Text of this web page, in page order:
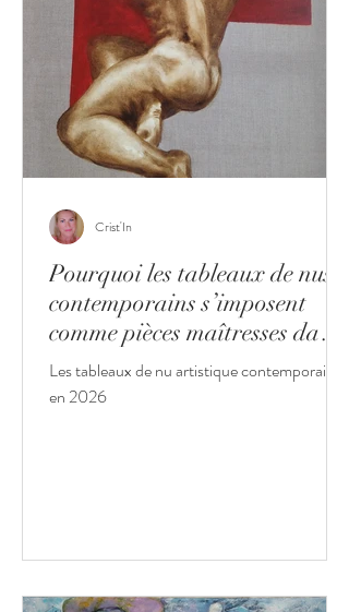
Pourquoi les tableaux de nus
contemporains s’imposent
comme pièces maîtresses dans
les intérieurs haut de gamme
en 2026
Les tableaux de nu artistique contemporain
en 2026
Crist'In